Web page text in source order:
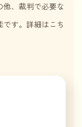
、裁判で必要な
す。詳細はこち